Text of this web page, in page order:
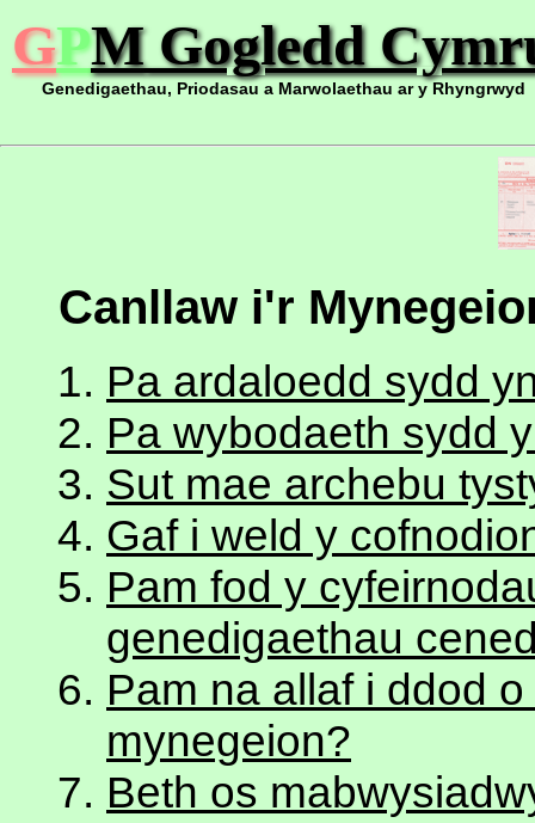
GPMGogledd
Genedigaethau, Priodasau a Marwolaethau ar y Rhyngrwyd
Canllaw i'r
Pa ardaloedd sydd
Pa wybodaeth sydd
Sut mae archebu
Gaf i weld y
Pam fod y
genedigaethau
Pam na allaf i ddod
mynegeion?
Beth os